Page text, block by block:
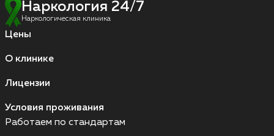
Наркология 24/7
Наркологическая клиника
Цены
О клинике
Лицензии
Условия проживания
Работаем по стандартам